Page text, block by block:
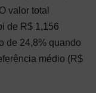
valor total
de R$ 1,156
de 24,8% quando
médio (R$